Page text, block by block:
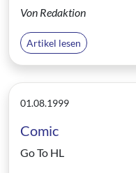
Von Redaktion
Artikel lesen
01.08.1999
Comic
Go To HL